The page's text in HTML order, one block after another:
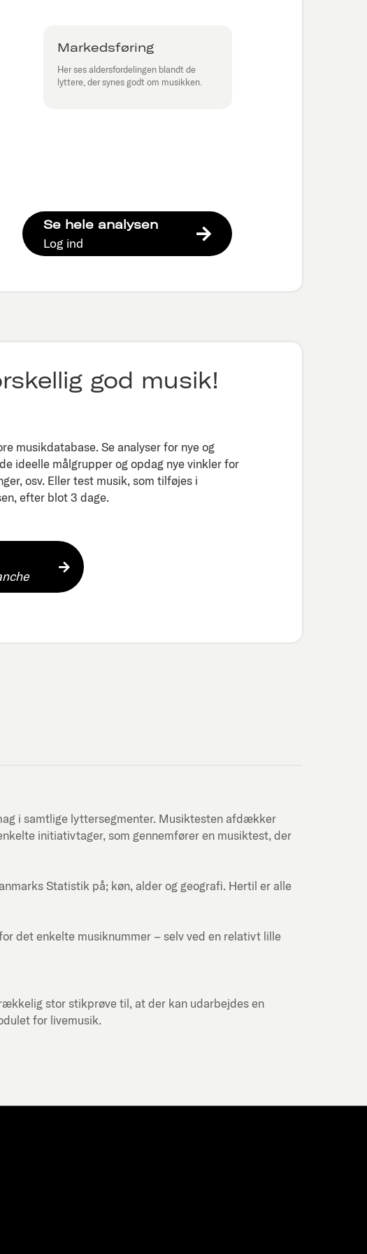
Markedsføring
Her ses aldersfordelingen blandt de
lyttere, der synes godt om musikken.
Se hele analysen
Log ind
god musik!
musikdatabase. Se analyser for nye og
ideelle målgrupper og opdag nye vinkler for
osv. Eller test musik, som tilføjes i
efter blot 3 dage.​
i samtlige lyttersegmenter. Musiktesten afdækker
initiativtager, som gennemfører en musiktest, der
Statistik på; køn, alder og geografi. Hertil er alle
det enkelte musiknummer – selv ved en relativt lille
stor stikprøve til, at der kan udarbejdes en
for livemusik.